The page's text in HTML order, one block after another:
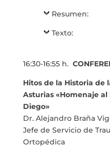
Resumen:
Texto:
16:30-16:55 h.
Hitos de la Historia de
Asturias «Homenaje al
Diego»
Dr. Alejandro Braña
Jefe de Servicio de
Ortopédica